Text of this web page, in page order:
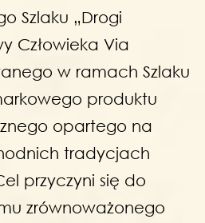
Szlaku „Drogi
Człowieka Via
w ramach Szlaku
produktu
opartego na
tradycjach
przyczyni się do
zrównoważonego